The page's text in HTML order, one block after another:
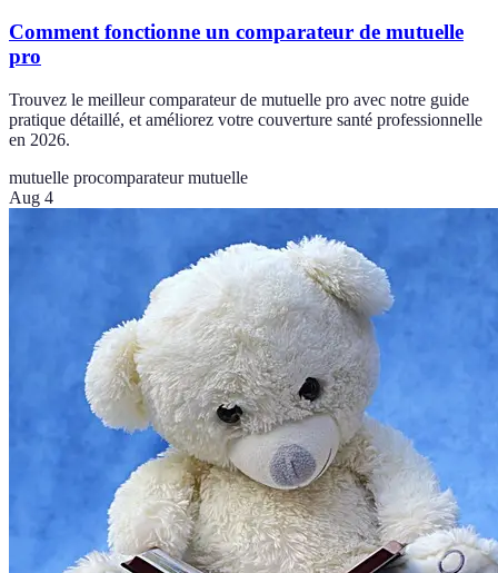
Comment fonctionne un comparateur de mutuelle
pro
Trouvez le meilleur comparateur de mutuelle pro avec notre guide
pratique détaillé, et améliorez votre couverture santé professionnelle
en 2026.
mutuelle procomparateur mutuelle
Aug 4